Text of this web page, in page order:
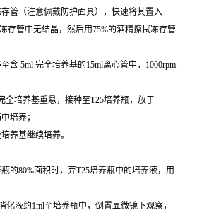
管（注意佩戴防护面具），快速将其置入
存管中无结晶，然后用75%的酒精擦拭冻存管
含 5ml 完全培养基的15ml离心管中，1000rpm
全培养基重悬，接种至T25培养瓶，放于
培养；
养基继续培养。
的80%面积时，弃T25培养瓶中的培养液，用
化液约1ml至培养瓶中，倒置显微镜下观察，